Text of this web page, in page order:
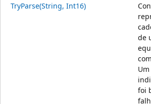
TryParse(String, Int16)
de
foi